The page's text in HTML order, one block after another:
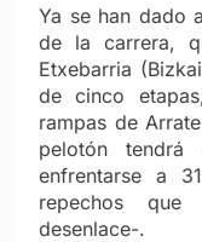
Ya se han dado
de la carrera,
Etxebarria
de cinco
rampas de
pelotón
enfrentarse a
repechos
desenlace-.